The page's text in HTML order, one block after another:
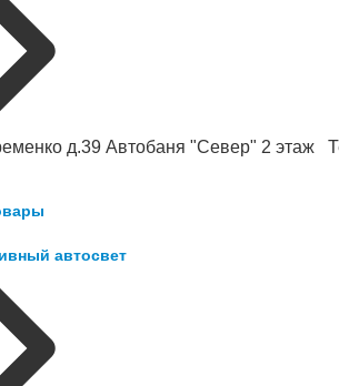
д.39 Автобаня "Север" 2 этаж
автосвет